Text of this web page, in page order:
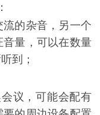
的杂音，另一个
量，可以在数量
到；
议，可能会配有